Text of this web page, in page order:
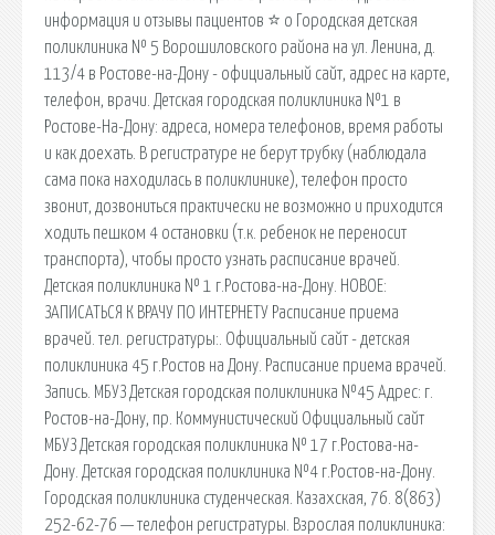
информация и отзывы пациентов ⭐️ о Городская детская
поликлиника № 5 Ворошиловского района на ул. Ленина, д.
113/4 в Ростове-на-Дону - официальный сайт, адрес на карте,
телефон, врачи. Детская городская поликлиника №1 в
Ростове-На-Дону: адреса, номера телефонов, время работы
и как доехать. В регистратуре не берут трубку (наблюдала
сама пока находилась в поликлинике), телефон просто
звонит, дозвониться практически не возможно и приходится
ходить пешком 4 остановки (т.к. ребенок не переносит
транспорта), чтобы просто узнать расписание врачей.
Детская поликлиника № 1 г.Ростова-на-Дону. НОВОЕ:
ЗАПИСАТЬСЯ К ВРАЧУ ПО ИНТЕРНЕТУ Расписание приема
врачей. тел. регистратуры:. Официальный сайт - детская
поликлиника 45 г.Ростов на Дону. Расписание приема врачей.
Запись. МБУЗ Детская городская поликлиника №45 Адрес: г.
Ростов-на-Дону, пр. Коммунистический Официальный сайт
МБУЗ Детская городская поликлиника № 17 г.Ростова-на-
Дону. Детская городская поликлиника №4 г.Ростов-на-Дону.
Городская поликлиника студенческая. Казахская, 76. 8(863)
252-62-76 — телефон регистратуры. Взрослая поликлиника: